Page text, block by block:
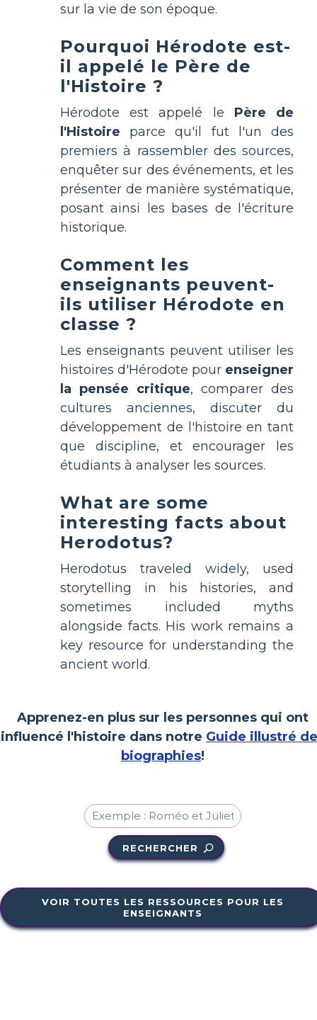
sur la vie de son époque.
Pourquoi Hérodote est-
il appelé le Père de
l'Histoire ?
Hérodote est appelé le Père de
l'Histoire parce qu'il fut l'un des
premiers à rassembler des sources,
enquêter sur des événements, et les
présenter de manière systématique,
posant ainsi les bases de l'écriture
historique.
Comment les
enseignants peuvent-
ils utiliser Hérodote en
classe ?
Les enseignants peuvent utiliser les
histoires d'Hérodote pour enseigner
la pensée critique, comparer des
cultures anciennes, discuter du
développement de l'histoire en tant
que discipline, et encourager les
étudiants à analyser les sources.
What are some
interesting facts about
Herodotus?
Herodotus traveled widely, used
storytelling in his histories, and
sometimes included myths
alongside facts. His work remains a
key resource for understanding the
ancient world.
Apprenez-en plus sur les personnes qui ont
influencé l'histoire dans notre Guide illustré
biographies!
RECHERCHER
VOIR TOUTES LES RESSOURCES POUR LES
ENSEIGNANTS